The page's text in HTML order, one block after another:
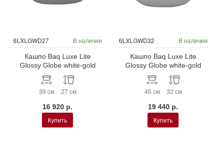
6LXLGWD27 В наличии
Кашпо Baq Luxe Lite
Glossy Globe white-gold
39 см 27 см
16 920 р.
Купить
6LXLGWD32 В наличии
Кашпо Baq Luxe Lite
Glossy Globe white-gold
45 см 32 см
19 440 р.
Купить